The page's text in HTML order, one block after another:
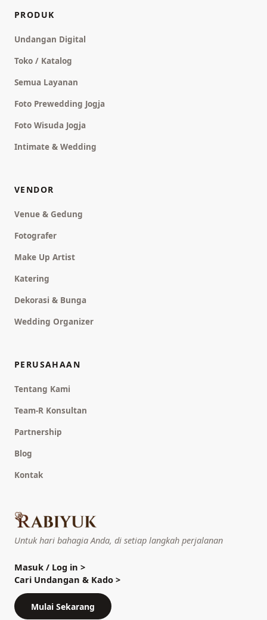
PRODUK
Undangan Digital
Toko / Katalog
Semua Layanan
Foto Prewedding Jogja
Foto Wisuda Jogja
Intimate & Wedding
VENDOR
Venue & Gedung
Fotografer
Make Up Artist
Katering
Dekorasi & Bunga
Wedding Organizer
PERUSAHAAN
Tentang Kami
Team-R Konsultan
Partnership
Blog
Kontak
Untuk hari bahagia Anda, di setiap langkah perjalanan
Masuk / Log in >
Cari Undangan & Kado >
Mulai Sekarang